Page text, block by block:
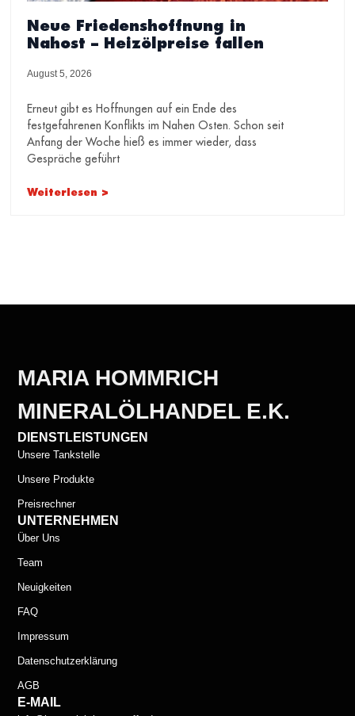
Neue Friedenshoffnung in
Nahost – Heizölpreise fallen
August 5, 2026
Erneut gibt es Hoffnungen auf ein Ende des
festgefahrenen Konflikts im Nahen Osten. Schon seit
Anfang der Woche hieß es immer wieder, dass
Gespräche geführt
Weiterlesen >
MARIA HOMMRICH
MINERALÖLHANDEL E.K.
DIENSTLEISTUNGEN
Unsere Tankstelle
Unsere Produkte
Preisrechner
UNTERNEHMEN
Über Uns
Team
Neuigkeiten
FAQ
Impressum
Datenschutzerklärung
AGB
E-MAIL